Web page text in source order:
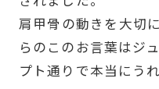
肩甲骨の動きを大切
らのこのお言葉はジ
プト通りで本当にう